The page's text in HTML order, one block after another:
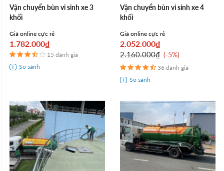
Vận chuyển bùn vi sinh xe 3
khối
Giá online cực rẻ
1.782.000₫
15 đánh giá
Vận chuyển bùn vi sinh xe 4
khối
Giá online cực rẻ
2.052.000₫
2.160.000₫ -5%
36 đánh giá